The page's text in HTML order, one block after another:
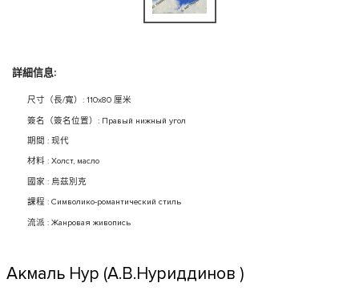
詳細信息:
尺寸（長/寬）: 110x80 厘米
簽名（簽名位置）: Правый нижный угол
期間 : 现代
材料 : Холст, масло
國家 : 烏茲別克
課程 : Символико-романтический стиль
流派 : Жанровая живопись
Акмаль Нур (А.В.Нуриддинов )